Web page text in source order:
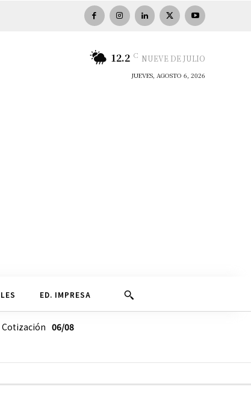
12.2 C NUEVE DE JULIO
JUEVES, AGOSTO 6, 2026
ED. IMPRESA
06/08